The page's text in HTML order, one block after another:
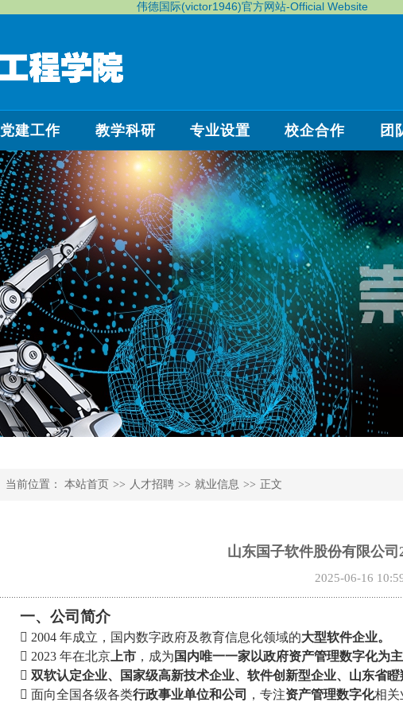
伟德国际(victor1946)官方网站-Official Website
党建工作 教学科研 专业设置 校企合作 团
当前位置： 本站首页 >> 人才招聘 >> 就业信息 >> 正文
山东国子软件股份有限公司
2025-06-16
一、公司简介
 2004 年成立，国内数字政府及教育信息化领域的大型软件企业。
 2023 年在北京 上市 ，成为 国内唯一一家以政府资产管理数字化为
 双软认定企业、国家级高新技术企业、软件创新型企业、山东省瞪
 面向全国各级各类行政事业单位和公司 ，专注资产管理数字化相关